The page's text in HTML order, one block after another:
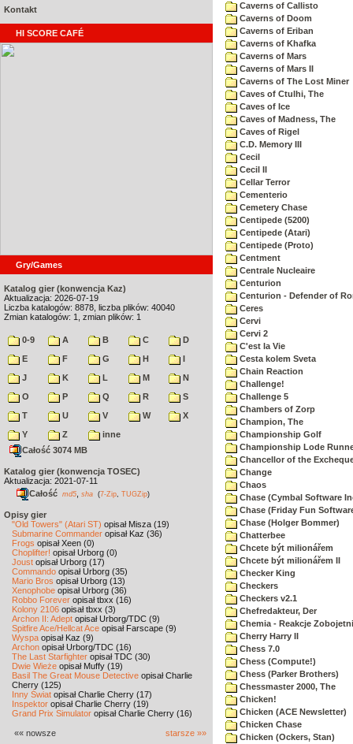
Kontakt
HI SCORE CAFÉ
Gry/Games
Katalog gier (konwencja Kaz)
Aktualizacja: 2026-07-19
Liczba katalogów: 8878, liczba plików: 40040
Zmian katalogów: 1, zmian plików: 1
0-9 A B C
D
E
F G H
I
J
K L M
N
O
P Q R
S
T
U V W
X
Y
Z
inne
Całość 3074 MB
Katalog gier (konwencja TOSEC)
Aktualizacja: 2021-07-11
Całość md5 sha (7-Zip TUGZip)
Opisy gier
"Old Towers" (Atari ST) opisał Misza (19)
Submarine Commander opisał Kaz (36)
Frogs opisał Xeen (0)
Choplifter! opisał Urborg (0)
Joust opisał Urborg (17)
Commando opisał Urborg (35)
Mario Bros opisał Urborg (13)
Xenophobe opisał Urborg (36)
Robbo Forever opisał tbxx (16)
Kolony 2106 opisał tbxx (3)
Archon II: Adept opisał Urborg/TDC (9)
Spitfire Ace/Hellcat Ace opisał Farscape (9)
Wyspa opisał Kaz (9)
Archon opisał Urborg/TDC (16)
The Last Starfighter opisał TDC (30)
Dwie Wieże opisał Muffy (19)
Basil The Great Mouse Detective opisał Charlie
Cherry (125)
Inny Świat opisał Charlie Cherry (17)
Inspektor opisał Charlie Cherry (19)
Grand Prix Simulator opisał Charlie Cherry (16)
«« nowsze starsze »»
Caverns of Callisto
Caverns of Doom
Caverns of Eriban
Caverns of Khafka
Caverns of Mars
Caverns of Mars II
Caverns of The Lost Miner
Caves of Ctulhi, The
Caves of Ice
Caves of Madness, The
Caves of Rigel
C.D. Memory III
Cecil
Cecil II
Cellar Terror
Cementerio
Cemetery Chase
Centipede (5200)
Centipede (Atari)
Centipede (Proto)
Centment
Centrale Nucleaire
Centurion
Centurion - Defender of
Ceres
Cervi
Cervi 2
C'est la Vie
Cesta kolem Sveta
Chain Reaction
Challenge!
Challenge 5
Chambers of Zorp
Champion, The
Championship Golf
Championship Lode
Chancellor of the
Change
Chaos
Chase (Cymbal Software
Chase (Friday Fun
Chase (Holger Bommer)
Chatterbee
Chcete být milionářem
Chcete být milionářem II
Checker King
Checkers
Checkers v2.1
Chefredakteur, Der
Chemia - Reakcje
Cherry Harry II
Chess 7.0
Chess (Compute!)
Chess (Parker Brothers)
Chessmaster 2000, The
Chicken!
Chicken (ACE Newsletter)
Chicken Chase
Chicken (Ockers, Stan)